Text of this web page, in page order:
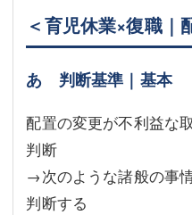
マスコミ取材・実績
アクセス
東京事務所 (新宿・四谷)
埼玉事務所 (さいたま市)
川口事務所（埼玉県川口市
アクセス
東京事務所 (新宿・四谷)
埼玉事務所 (さいたま市)
川口事務所（埼玉県川口
お問い合せフォーム
＜育児休業×復職｜
あ 判断基準｜基本
配置の変更が不利益な
判断
→次のような諸般の事
判断する